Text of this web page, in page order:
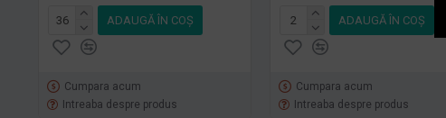
ADAUGĂ ÎN COŞ
Cumpara acum
Intreaba despre produs
ADAUGĂ ÎN COŞ
Cumpara acum
Intreaba despre produs